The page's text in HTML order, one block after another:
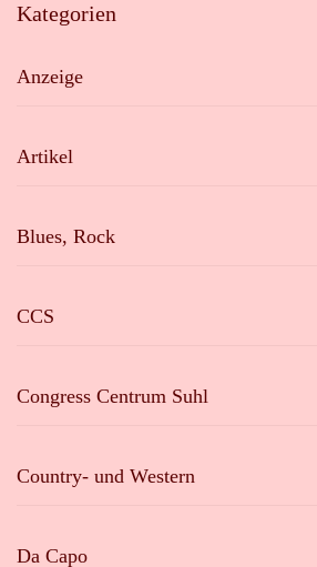
Kategorien
Anzeige
Artikel
Blues, Rock
CCS
Congress Centrum Suhl
Country- und Western
Da Capo